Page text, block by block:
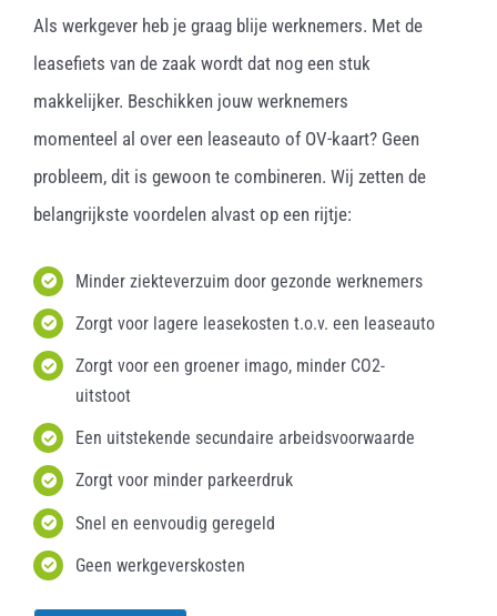
Als werkgever heb je graag blije werknemers. Met de
leasefiets van de zaak wordt dat nog een stuk
makkelijker. Beschikken jouw werknemers
momenteel al over een leaseauto of OV-kaart? Geen
probleem, dit is gewoon te combineren. Wij zetten de
belangrijkste voordelen alvast op een rijtje:
Minder ziekteverzuim door gezonde werknemers
Zorgt voor lagere leasekosten t.o.v. een leaseauto
Zorgt voor een groener imago, minder CO2-
uitstoot
Een uitstekende secundaire arbeidsvoorwaarde
Zorgt voor minder parkeerdruk
Snel en eenvoudig geregeld
Geen werkgeverskosten